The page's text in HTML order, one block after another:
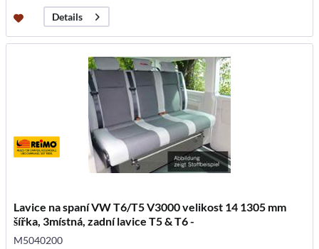
Details
Lavice na spaní VW T6/T5 V3000 velikost 14 1305 mm
šířka, 3místná, zadní lavice T5 & T6 -
M5040200